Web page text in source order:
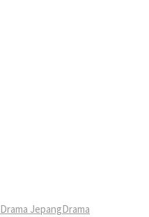
Drama JepangDrama